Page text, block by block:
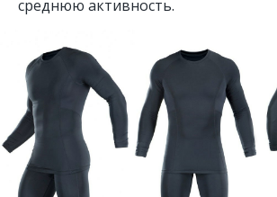
среднюю активность.